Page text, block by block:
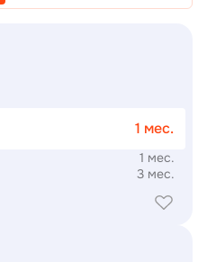
1 мес.
3 мес.
1 мес.